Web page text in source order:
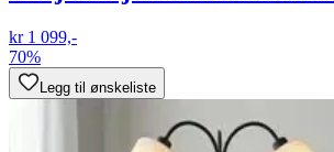
kr 1 099,-
70%
Legg til ønskeliste